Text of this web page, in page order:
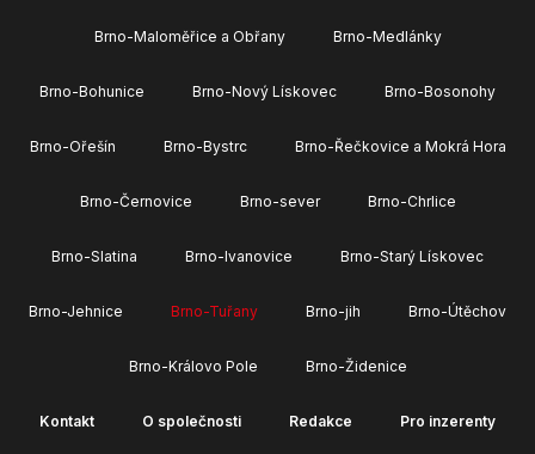
Brno-Maloměřice a Obřany Brno-Medlánky
Brno-Bohunice Brno-Nový Lískovec Brno-Bosonohy
Brno-Ořešín Brno-Bystrc Brno-Řečkovice a Mokrá Hora
Brno-Černovice Brno-sever Brno-Chrlice
Brno-Slatina Brno-Ivanovice Brno-Starý Lískovec
Brno-Jehnice Brno-Tuřany Brno-jih Brno-Útěchov
Brno-Královo Pole Brno-Židenice
Kontakt O společnosti Redakce Pro inzerenty